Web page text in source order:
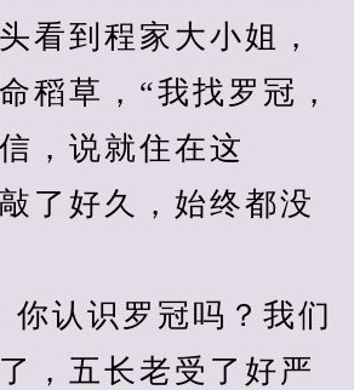
看到程家大小姐，
稻草，“我找罗冠，
，说就住在这
了好久，始终都没
认识罗冠吗？我们
，五长老受了好严